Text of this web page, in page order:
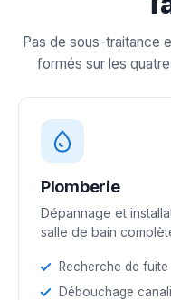
Pas de sous-traitance
formés sur les
Plomberie
Dépannage et
salle de bain
Recherche de fuite
Débouchage